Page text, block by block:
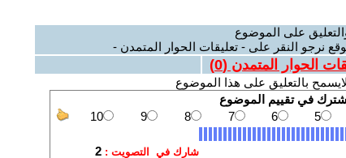
على الموضوع
نرجو النقر على - تعليقات الحوار المتمدن -
الحوار المتمدن (0
)
بالتعليق على هذا الموضوع